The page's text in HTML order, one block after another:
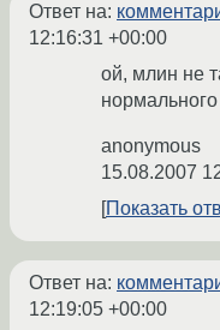
Ответ на:
12:16:31 +00:00
ой, млин не
anonymous
15.08.2007
Показать
Ответ на:
12:19:05 +00:00